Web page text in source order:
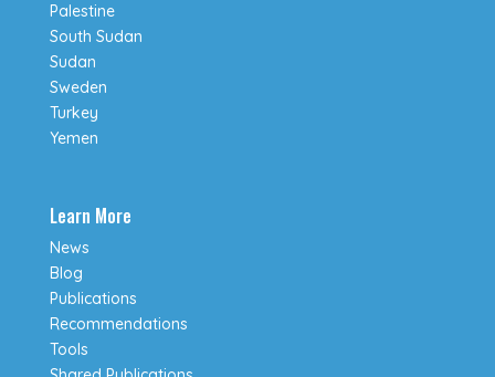
Palestine
South Sudan
Sudan
Sweden
Turkey
Yemen
Learn More
News
Blog
Publications
Recommendations
Tools